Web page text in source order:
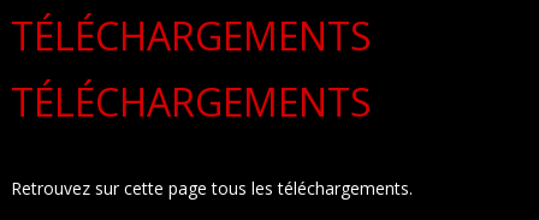
TÉLÉCHARGEMENTS
TÉLÉCHARGEMENTS
Retrouvez sur cette page tous les téléchargements.